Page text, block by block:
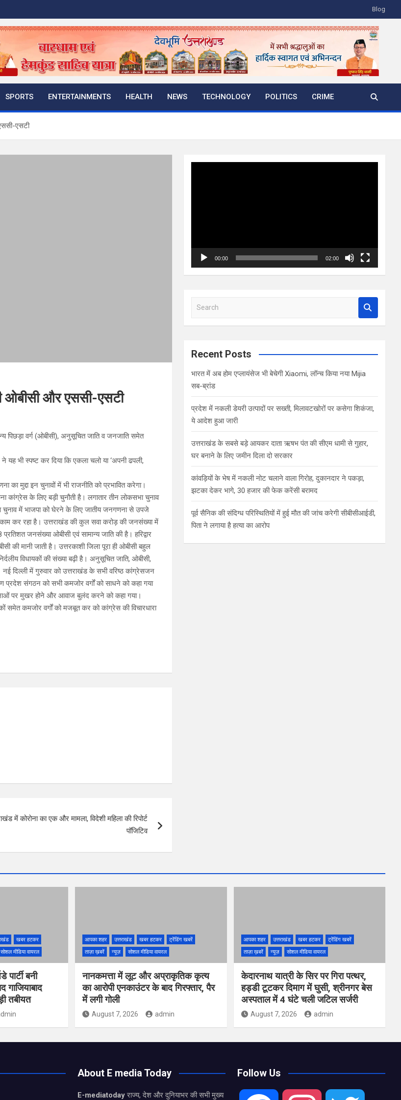
Blog
SPORTS ENTERTAINMENTS HEALTH NEWS TECHNOLOGY POLITICS CRIME
एसटी
ओबीसी और एससी-एसटी
पिछड़ा वर्ग (ओबीसी), अनुसूचित जाति व जनजाति समेत
यह भी स्पष्ट कर दिया कि एकला चलो या ‘अपनी ढपली,
मुद्दा इन चुनावों में भी राजनीति को प्रभावित करेगा।
के लिए बड़ी चुनौती है। लगातार तीन लोकसभा चुनाव
चुनाव में भाजपा को घेरने के लिए जातीय जनगणना से उपजे
काम कर रहा है। उत्तराखंड की कुल सवा करोड़ की जनसंख्या में
जनसंख्या ओबीसी एवं सामान्य जाति की है। हरिद्वार
मानी जाती है। उत्तरकाशी जिला पूरा ही ओबीसी बहुल
विधायकों की संख्या बढ़ी है। अनुसूचित जाति, ओबीसी,
दिल्ली में गुरुवार को उत्तराखंड के सभी वरिष्ठ कांग्रेसजन
संगठन को सभी कमजोर वर्गों को साधने को कहा गया
पर मुखर होने और आवाज बुलंद करने को कहा गया।
कमजोर वर्गों को मजबूत कर को कांग्रेस की विचारधारा
में कोरोना का एक और मामला, विदेशी महिला की रिपोर्ट
पॉजिटिव
00:00 02:00
a
c
Recent Posts
भारत में अब होम एप्लायंसेज भी बेचेगी Xiaomi, लॉन्च किया नया Mijia
सब-ब्रांड
प्रदेश में नकली डेयरी उत्पादों पर सख्ती, मिलावटखोरों पर कसेगा शिकंजा,
ये आदेश हुआ जारी
उत्तराखंड के सबसे बड़े आयकर दाता ऋषभ पंत की सीएम धामी से गुहार,
घर बनाने के लिए जमीन दिला दो सरकार
कांवड़ियों के भेष में नकली नोट चलाने वाला गिरोह, दुकानदार ने पकड़ा,
झटका देकर भागे, 30 हजार की फेक करेंसी बरामद
पूर्व सैनिक की संदिग्ध परिस्थितियों में हुई मौत की जांच करेगी सीबीसीआईडी,
पिता ने लगाया है हत्या का आरोप
खबर हटकर
सोशल मीडिया वायरल
पार्टी बनी
तबीयत
आपका शहर उत्तराखंड खबर हटकर
ट्रेंडिंग खबरें
ताज़ा ख़बरें
न्यूज़ सोशल मीडिया वायरल
नानकमत्ता में लूट और अप्राकृतिक कृत्य
का आरोपी एनकाउंटर के बाद गिरफ्तार, पैर
में लगी गोली
August 7, 2026 admin
आपका शहर उत्तराखंड खबर हटकर
ट्रेंडिंग खबरें
ताज़ा ख़बरें
न्यूज़ सोशल मीडिया वायरल
केदारनाथ यात्री के सिर पर गिरा पत्थर,
हड्डी टूटकर दिमाग में घुसी, श्रीनगर बेस
अस्पताल में 4 घंटे चली जटिल सर्जरी
August 7, 2026 admin
About E media Today
E-mediatodayराज्य, देश और दुनियाभर की सभी मुख्य
Follow Us